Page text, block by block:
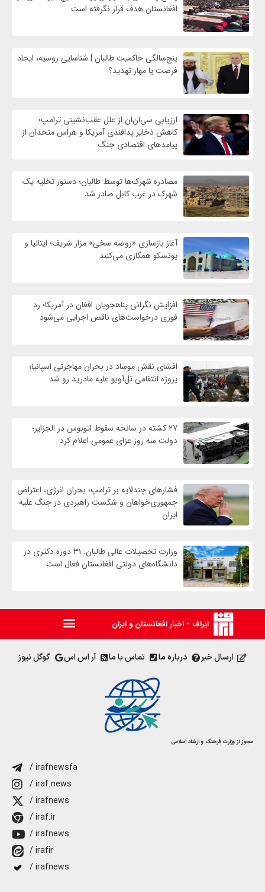
افغانستان هدف قرار نگرفته است
پنج‌سالگی حاکمیت طالبان | شناسایی روسیه، ایجاد
فرصت‌ یا مهار تهدید؟
ارزیابی سی‌ان‌ان از علل عقب‌نشینی ترامپ؛
کاهش ذخایر پدافندی آمریکا و هراس متحدان از
پیامدهای اقتصادی جنگ
مصادره شهرک‌ها توسط طالبان؛ دستور تخلیه یک
شهرک در غرب کابل صادر شد
آغاز بازسازی «روضه سخی» مزار شریف؛ ایتالیا و
یونسکو همکاری می‌کنند
افزایش نگرانی پناهجویان افغان در آمریکا؛ رد
فوری درخواست‌های ناقص اجرایی می‌شود
افشای نقش موساد در بحران مهاجرتی اسپانیا؛
پروژه انتقامی تل‌آویو علیه مادرید رو شد
۲۷ کشته در سانحه سقوط اتوبوس در الجزایر؛
دولت سه روز عزای عمومی اعلام کرد
فشارهای چندلایه بر ترامپ؛ بحران انرژی، اعتراض
جمهوری‌خواهان و شکست راهبردی در جنگ علیه
ایران
وزارت تحصیلات عالی طالبان: ۳۱ دوره دکتری در
دانشگاه‌های دولتی افغانستان فعال است
ایراف - اخبار افغانستان و ایران
ارسال خبر درباره ما تماس با ما آر اس اس گوگل نیوز
مجوز از وزارت فرهنگ و ارشاد اسلامی
/ irafnewsfa
/ iraf.news
/ irafnews
/ iraf.ir
/ irafnews
/ irafir
/ irafnews